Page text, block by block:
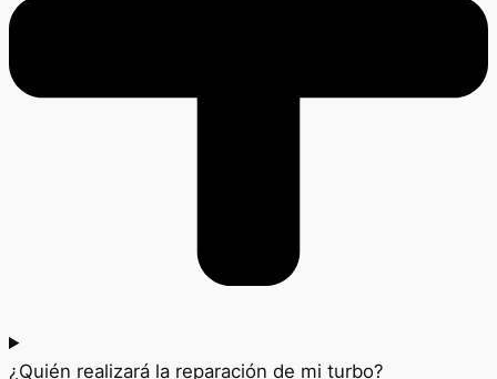
¿Quién realizará la reparación de mi turbo?